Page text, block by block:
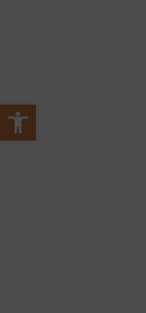
Apri la barra degli strumenti